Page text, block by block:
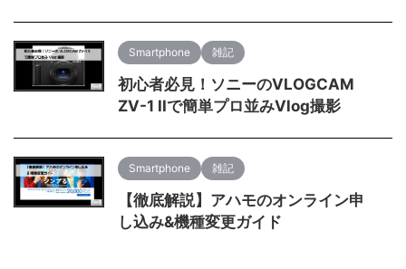
Smartphone 雑記
初心者必見！ソニーのVLOGCAM
ZV-1 IIで簡単プロ並みVlog撮影
Smartphone 雑記
【徹底解説】アハモのオンライン申
し込み&機種変更ガイド